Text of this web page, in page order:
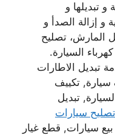
تبديلها و
و إزالة الصدأ و
المارش، تصليح
السيارة.
تبديل الاطارات
سيارة, تكييف
تبديل
تصليح سيارات
سيارات, قطع غيار